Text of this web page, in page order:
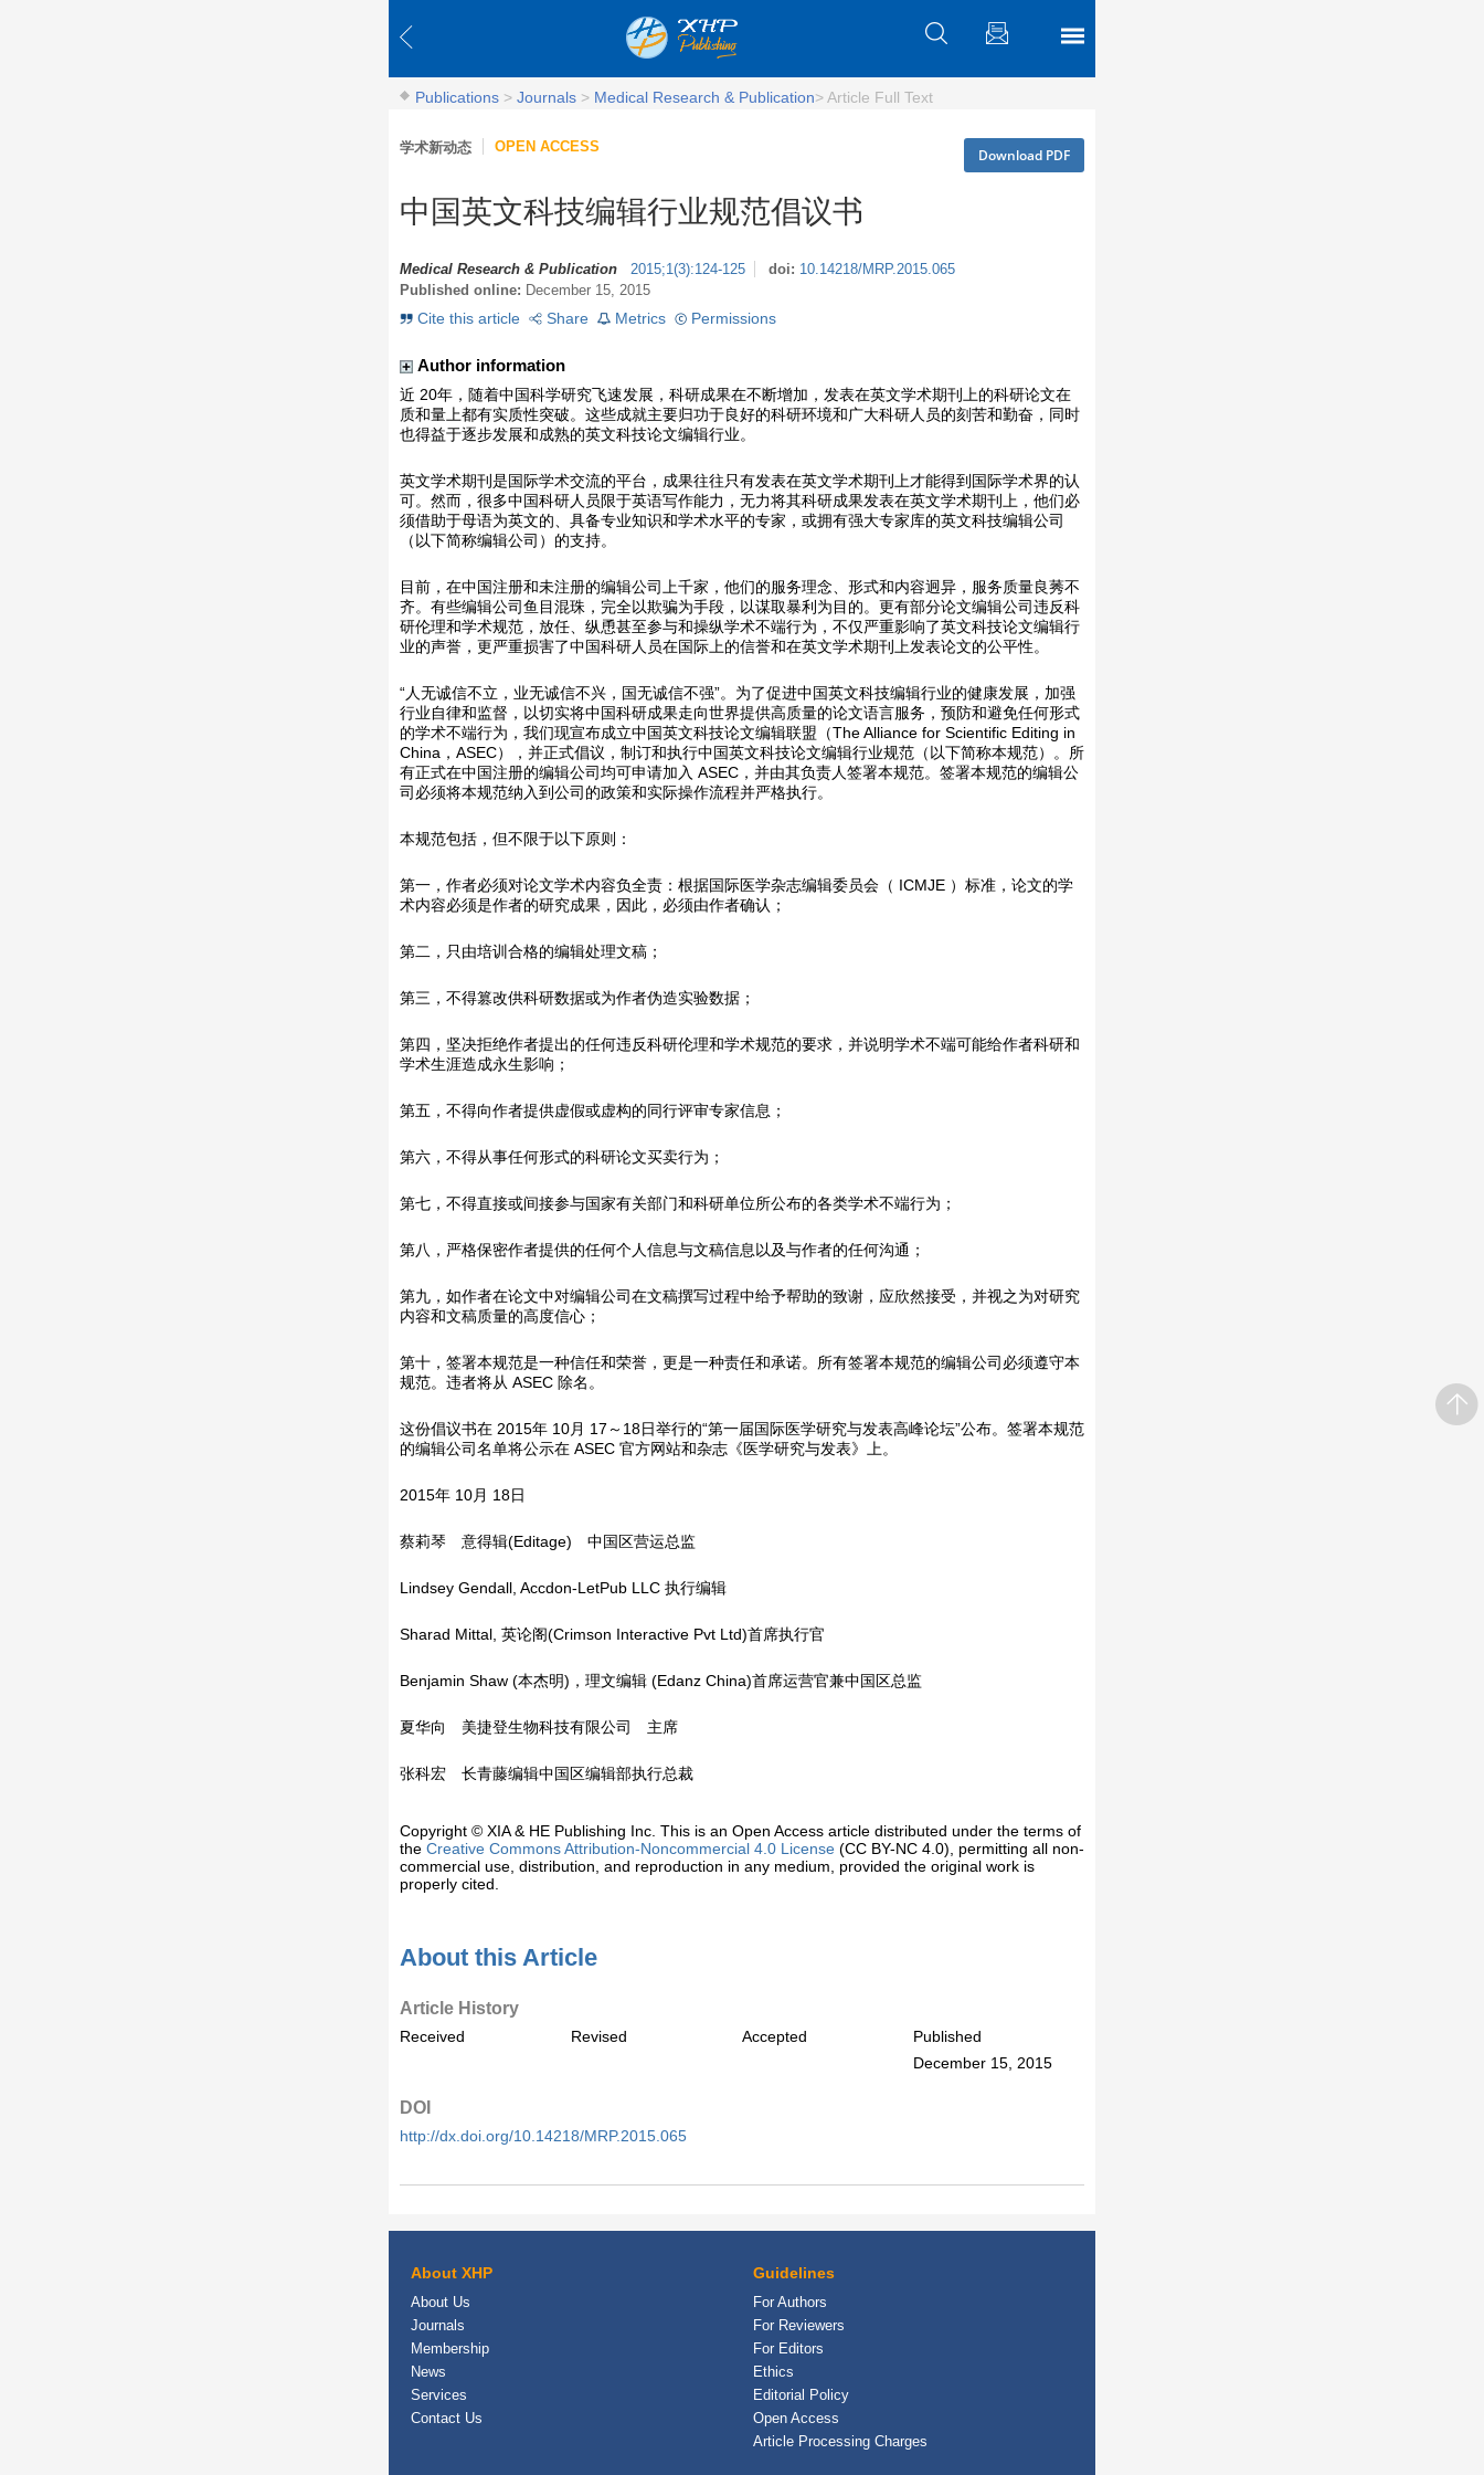
Publications > Journals > Medical Research & Publication>Article Full Text
学术新动态 OPEN ACCESS Download PDF
中国英文科技编辑行业规范倡议书
Medical Research & Publication 2015;1(3):124-125 doi: 10.14218/MRP.2015.065
Published online: December 15, 2015
Cite this article
Share Metrics Permissions
Author information
近 20年，随着中国科学研究飞速发展，科研成果在不断增加，发表在英文学术期刊上的科研论文在
质和量上都有实质性突破。这些成就主要归功于良好的科研环境和广大科研人员的刻苦和勤奋，同时
也得益于逐步发展和成熟的英文科技论文编辑行业。
英文学术期刊是国际学术交流的平台，成果往往只有发表在英文学术期刊上才能得到国际学术界的认
可。然而，很多中国科研人员限于英语写作能力，无力将其科研成果发表在英文学术期刊上，他们必
须借助于母语为英文的、具备专业知识和学术水平的专家，或拥有强大专家库的英文科技编辑公司
（以下简称编辑公司）的支持。
目前，在中国注册和未注册的编辑公司上千家，他们的服务理念、形式和内容迥异，服务质量良莠不
齐。有些编辑公司鱼目混珠，完全以欺骗为手段，以谋取暴利为目的。更有部分论文编辑公司违反科
研伦理和学术规范，放任、纵恿甚至参与和操纵学术不端行为，不仅严重影响了英文科技论文编辑行
业的声誉，更严重损害了中国科研人员在国际上的信誉和在英文学术期刊上发表论文的公平性。
“人无诚信不立，业无诚信不兴，国无诚信不强”。为了促进中国英文科技编辑行业的健康发展，加强
行业自律和监督，以切实将中国科研成果走向世界提供高质量的论文语言服务，预防和避免任何形式
的学术不端行为，我们现宣布成立中国英文科技论文编辑联盟（The Alliance for Scientific Editing in
China，ASEC），并正式倡议，制订和执行中国英文科技论文编辑行业规范（以下简称本规范）。所
有正式在中国注册的编辑公司均可申请加入 ASEC，并由其负责人签署本规范。签署本规范的编辑公
司必须将本规范纳入到公司的政策和实际操作流程并严格执行。
本规范包括，但不限于以下原则：
第一，作者必须对论文学术内容负全责：根据国际医学杂志编辑委员会（ ICMJE ）标准，论文的学
术内容必须是作者的研究成果，因此，必须由作者确认；
第二，只由培训合格的编辑处理文稿；
第三，不得篡改供科研数据或为作者伪造实验数据；
第四，坚决拒绝作者提出的任何违反科研伦理和学术规范的要求，并说明学术不端可能给作者科研和
学术生涯造成永生影响；
第五，不得向作者提供虚假或虚构的同行评审专家信息；
第六，不得从事任何形式的科研论文买卖行为；
第七，不得直接或间接参与国家有关部门和科研单位所公布的各类学术不端行为；
第八，严格保密作者提供的任何个人信息与文稿信息以及与作者的任何沟通；
第九，如作者在论文中对编辑公司在文稿撰写过程中给予帮助的致谢，应欣然接受，并视之为对研究
内容和文稿质量的高度信心；
第十，签署本规范是一种信任和荣誉，更是一种责任和承诺。所有签署本规范的编辑公司必须遵守本
规范。违者将从 ASEC 除名。
这份倡议书在 2015年 10月 17～18日举行的“第一届国际医学研究与发表高峰论坛”公布。签署本规范
的编辑公司名单将公示在 ASEC 官方网站和杂志《医学研究与发表》上。
2015年 10月 18日
蔡莉琴 意得辑(Editage) 中国区营运总监
Lindsey Gendall, Accdon-LetPub LLC 执行编辑
Sharad Mittal, 英论阁(Crimson Interactive Pvt Ltd)首席执行官
Benjamin Shaw (本杰明)，理文编辑 (Edanz China)首席运营官兼中国区总监
夏华向 美捷登生物科技有限公司 主席
张科宏 长青藤编辑中国区编辑部执行总裁
Copyright © XIA & HE Publishing Inc. This is an Open Access article distributed under the terms of
the Creative Commons Attribution-Noncommercial 4.0 License (CC BY-NC 4.0), permitting all non-
commercial use, distribution, and reproduction in any medium, provided the original work is
properly cited.
About this Article
Article History
Received Revised Accepted
Published
December 15, 2015
DOI
http://dx.doi.org/10.14218/MRP.2015.065
About XHP
About Us
Journals
Membership
News
Services
Contact Us
Guidelines
For Authors
For Reviewers
For Editors
Ethics
Editorial Policy
Open Access
Article Processing Charges